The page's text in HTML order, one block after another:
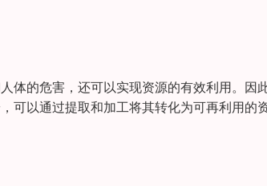
体的危害，还可以实现资源的有效利用。因
可以通过提取和加工将其转化为可再利用的